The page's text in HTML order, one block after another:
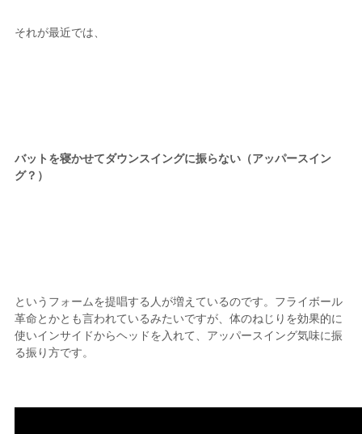
それが最近では、
バットを寝かせてダウンスイングに振らない（アッパースイン
グ？）
というフォームを提唱する人が増えているのです。フライボール
革命とかとも言われているみたいですが、体のねじりを効果的に
使いインサイドからヘッドを入れて、アッパースイング気味に振
る振り方です。